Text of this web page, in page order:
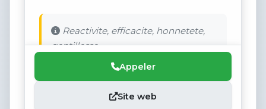
Reactivite, efficacite, honnetete,
gentillesse.
Appeler
Site web